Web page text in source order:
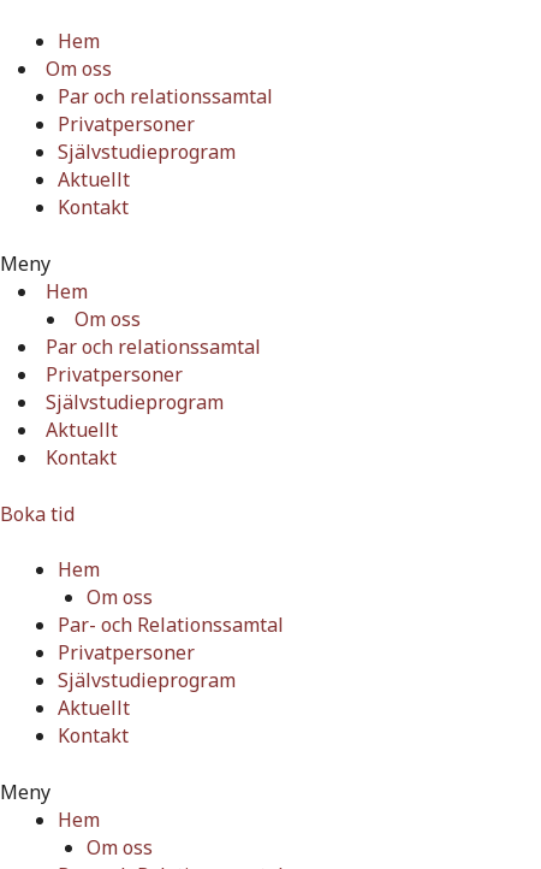
innehåll
Hem
Om oss
Par och relationssamtal
Privatpersoner
Självstudieprogram
Aktuellt
Kontakt
Meny
Hem
Om oss
Par och relationssamtal
Privatpersoner
Självstudieprogram
Aktuellt
Kontakt
Boka tid
Hem
Om oss
Par- och Relationssamtal
Privatpersoner
Självstudieprogram
Aktuellt
Kontakt
Meny
Hem
Om oss